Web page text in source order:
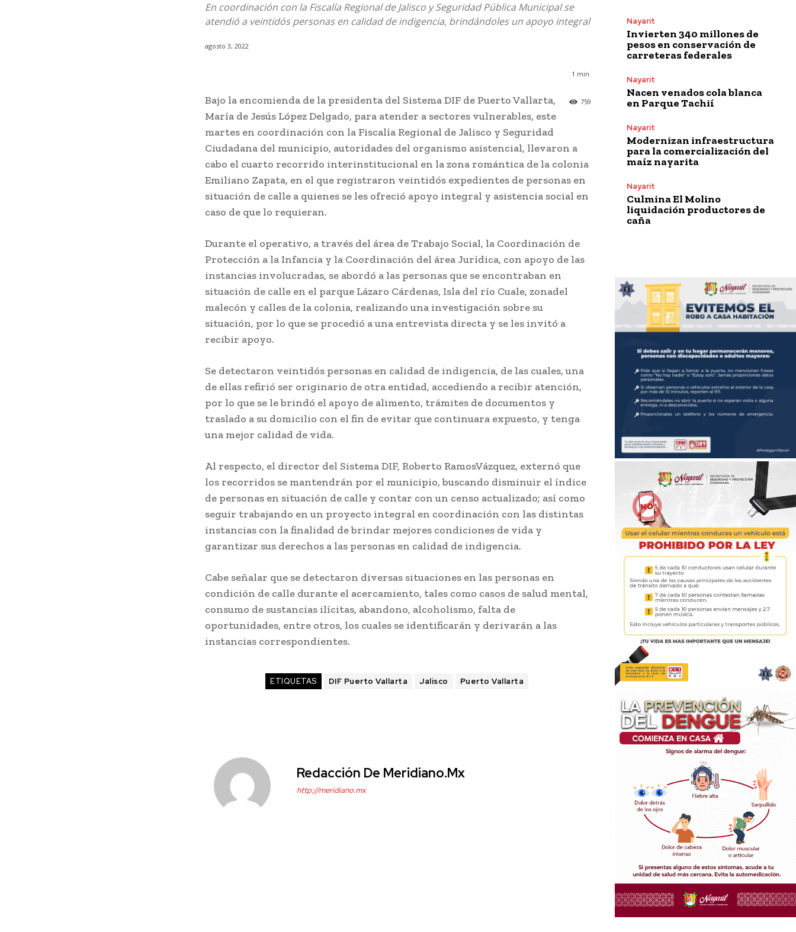
En coordinación con la Fiscalía Regional de Jalisco y Seguridad Pública Municipal se
atendió a veintidós personas en calidad de indigencia, brindándoles un apoyo integral
agosto 3, 2022
1 min.
759
Bajo la encomienda de la presidenta del Sistema DIF de Puerto Vallarta,
María de Jesús López Delgado, para atender a sectores vulnerables, este
martes en coordinación con la Fiscalía Regional de Jalisco y Seguridad
Ciudadana del municipio, autoridades del organismo asistencial, llevaron a
cabo el cuarto recorrido interinstitucional en la zona romántica de la colonia
Emiliano Zapata, en el que registraron veintidós expedientes de personas en
situación de calle a quienes se les ofreció apoyo integral y asistencia social en
caso de que lo requieran.
Durante el operativo, a través del área de Trabajo Social, la Coordinación de
Protección a la Infancia y la Coordinación del área Jurídica, con apoyo de las
instancias involucradas, se abordó a las personas que se encontraban en
situación de calle en el parque Lázaro Cárdenas, Isla del río Cuale, zonadel
malecón y calles de la colonia, realizando una investigación sobre su
situación, por lo que se procedió a una entrevista directa y se les invitó a
recibir apoyo.
Se detectaron veintidós personas en calidad de indigencia, de las cuales, una
de ellas refirió ser originario de otra entidad, accediendo a recibir atención,
por lo que se le brindó el apoyo de alimento, trámites de documentos y
traslado a su domicilio con el fin de evitar que continuara expuesto, y tenga
una mejor calidad de vida.
Al respecto, el director del Sistema DIF, Roberto RamosVázquez, externó que
los recorridos se mantendrán por el municipio, buscando disminuir el índice
de personas en situación de calle y contar con un censo actualizado; así como
seguir trabajando en un proyecto integral en coordinación con las distintas
instancias con la finalidad de brindar mejores condiciones de vida y
garantizar sus derechos a las personas en calidad de indigencia.
Cabe señalar que se detectaron diversas situaciones en las personas en
condición de calle durante el acercamiento, tales como casos de salud mental,
consumo de sustancias ilícitas, abandono, alcoholismo, falta de
oportunidades, entre otros, los cuales se identificarán y derivarán a las
instancias correspondientes.
ETIQUETAS DIF Puerto Vallarta Jalisco Puerto Vallarta
Redacción De Meridiano.mx
http://meridiano.mx
Nayarit
Invierten 340 millones de
pesos en conservación de
carreteras federales
Nayarit
Nacen venados cola blanca
en Parque Tachií
Nayarit
Modernizan infraestructura
para la comercialización del
maíz nayarita
Nayarit
Culmina El Molino
liquidación productores de
caña